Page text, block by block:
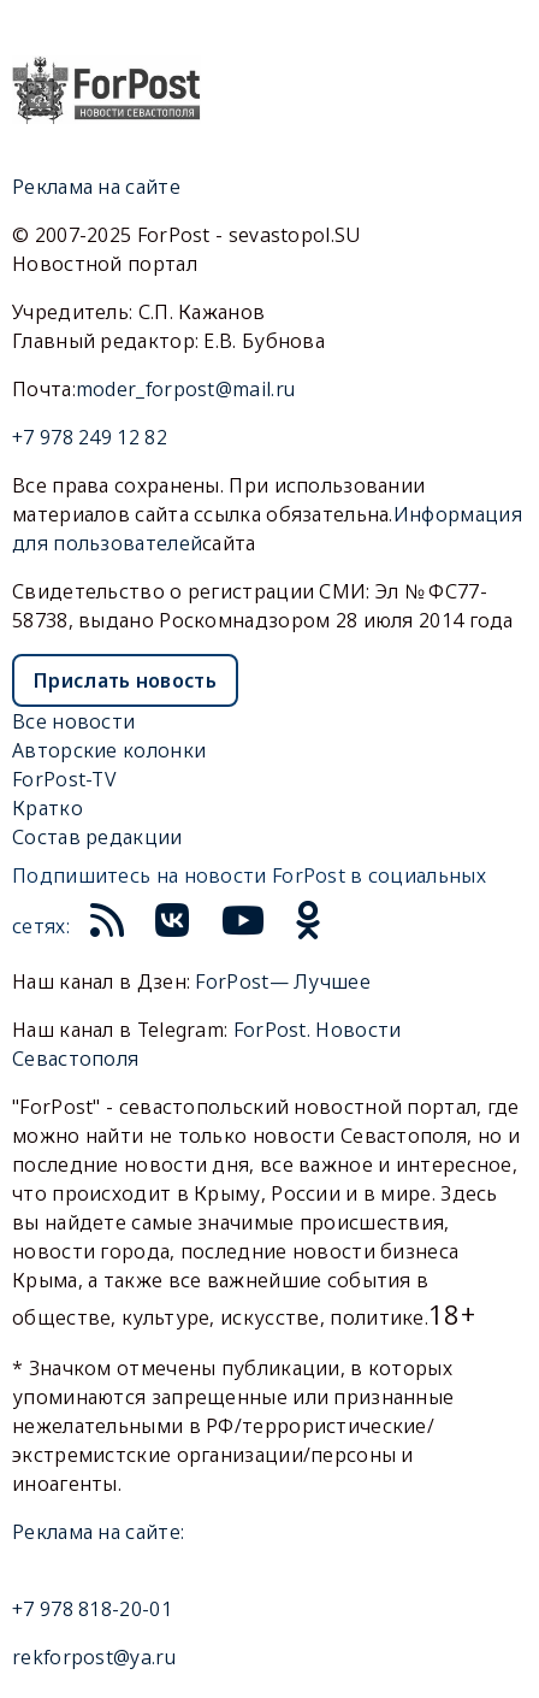
Реклама на сайте
© 2007-2025 ForPost - sevastopol.SU
Новостной портал
Учредитель: С.П. Кажанов
Главный редактор: Е.В. Бубнова
Почта:moder_forpost@mail.ru
+7 978 249 12 82
Все права сохранены. При использовании
материалов сайта ссылка обязательна.Информация
для пользователейсайта
Свидетельство о регистрации СМИ: Эл № ФС77-
58738, выдано Роскомнадзором 28 июля 2014 года
Прислать новость
Все новости
Авторские колонки
ForPost-TV
Кратко
Состав редакции
Подпишитесь на новости ForPost в социальных
сетях:
Наш канал в Дзен: ForPost— Лучшее
Наш канал в Telegram: ForPost. Новости
Севастополя
"ForPost" - севастопольский новостной портал, где
можно найти не только новости Севастополя, но и
последние новости дня, все важное и интересное,
что происходит в Крыму, России и в мире. Здесь
вы найдете самые значимые происшествия,
новости города, последние новости бизнеса
Крыма, а также все важнейшие события в
обществе, культуре, искусстве, политике.18+
* Значком отмечены публикации, в которых
упоминаются запрещенные или признанные
нежелательными в РФ/террористические/
экстремистские организации/персоны и
иноагенты.
Реклама на сайте:
+7 978 818-20-01
rekforpost@ya.ru